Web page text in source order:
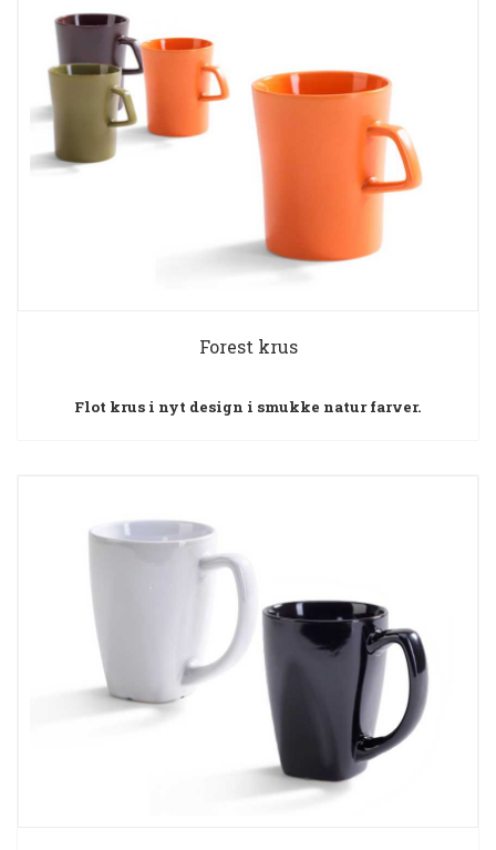
Forest krus
Flot krus i nyt design i smukke natur farver.